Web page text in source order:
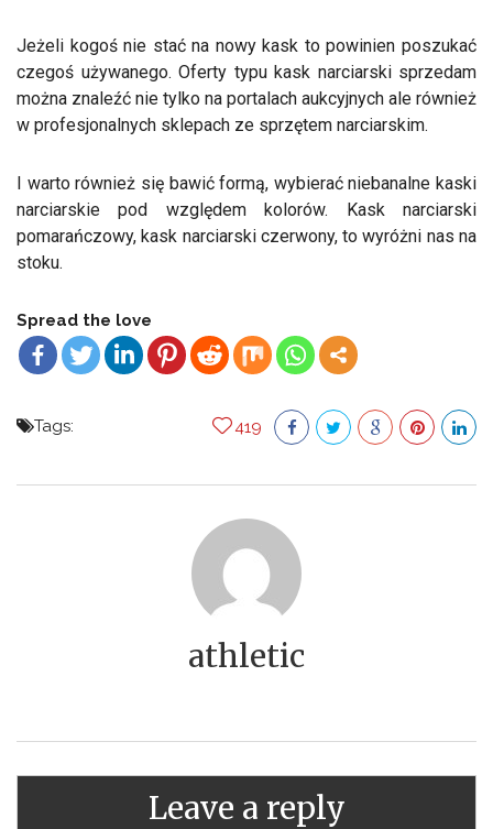
Jeżeli kogoś nie stać na nowy kask to powinien poszukać
czegoś używanego. Oferty typu kask narciarski sprzedam
można znaleźć nie tylko na portalach aukcyjnych ale również
w profesjonalnych sklepach ze sprzętem narciarskim.
I warto również się bawić formą, wybierać niebanalne kaski
narciarskie pod względem kolorów. Kask narciarski
pomarańczowy, kask narciarski czerwony, to wyróżni nas na
stoku.
Spread the love
Tags: 419
athletic
Leave a reply